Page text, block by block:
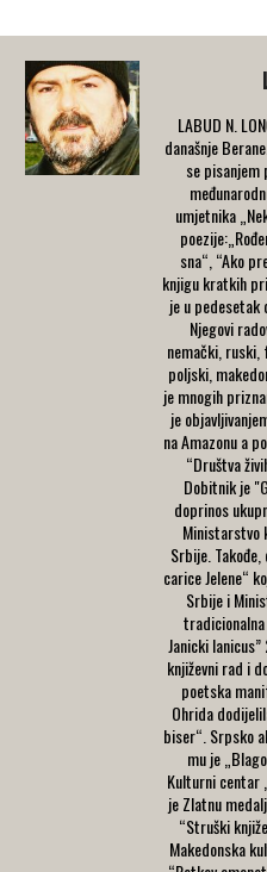
LABUD N.
današnje
se pisanjem
umjetnika
sna“, “Ako
knjigu kratkih
je u pedesetak
Njegovi
nemački,
poljski,
je mnogih
je
na Amazonu a
“Društva
Dobitnik je
doprinos
Ministarstvo
Srbije.
carice Jelene“
Srbije i
Janicki
književni rad i
poetska
Ohrida
biser“. Srpsko
mu je
Kulturni centar
je Zlatnu
“Struški
Makedonska